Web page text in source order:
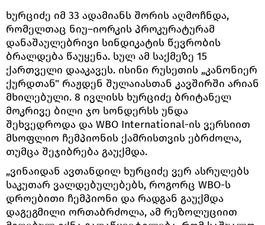
ხურციძე იმ 33 ადამიანს შორის აღმოჩნდა,
რომელთაც ნიუ–იორკის პროკურატურამ
დანაშაულებრივი სინდიკატის წევრობის
ბრალდება წაუყენა. სულ ამ საქმეზე 15
ქართველი დააკავეს. ისინი რუსეთის „კანონიერ
ქურდთან" რაჟდენ შულაიასთან კავშირში არიან
მხილებული. 8 ივლისს ხურციძე ბრიტანელ
მოკრივე ბილი ჯო სონდერსს უნდა
შეხვედროდა და WBO International-ის ვერსიით
მსოფლიო ჩემპიონის ქამრისთვის ებრძოლა,
თუმცა შეჯიბრება გაუქმდა.
„ვინაიდან ავთანდილ ხურციძე ვერ ასრულებს
საკუთარ ვალდებულებებს, როგორც WBO-ს
დროებითი ჩემპიონი და რადგან გაუქმდა
დაგეგმილი ორთაბრძოლა, ამ რეზოლუციით